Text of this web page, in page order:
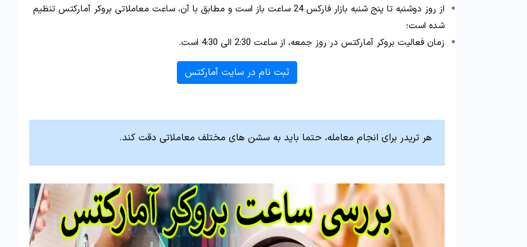
از روز دوشنبه تا پنج شنبه بازار فارکس 24 ساعت باز است و مطابق با آن، ساعت معاملاتی بروکر آمارکتس تنظیم
شده است؛
زمان فعالیت بروکر آمارکتس در روز جمعه، از ساعت 2:30 الی 4:30 است.
ثبت نام در سایت آمارکتس
هر تریدر برای انجام معامله، حتما باید به سشن های مختلف معاملاتی دقت کند.